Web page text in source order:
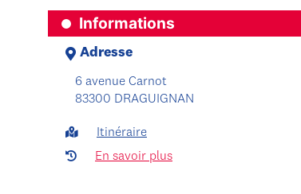
Informations
Adresse
6 avenue Carnot
83300 DRAGUIGNAN
Itinéraire
En savoir plus